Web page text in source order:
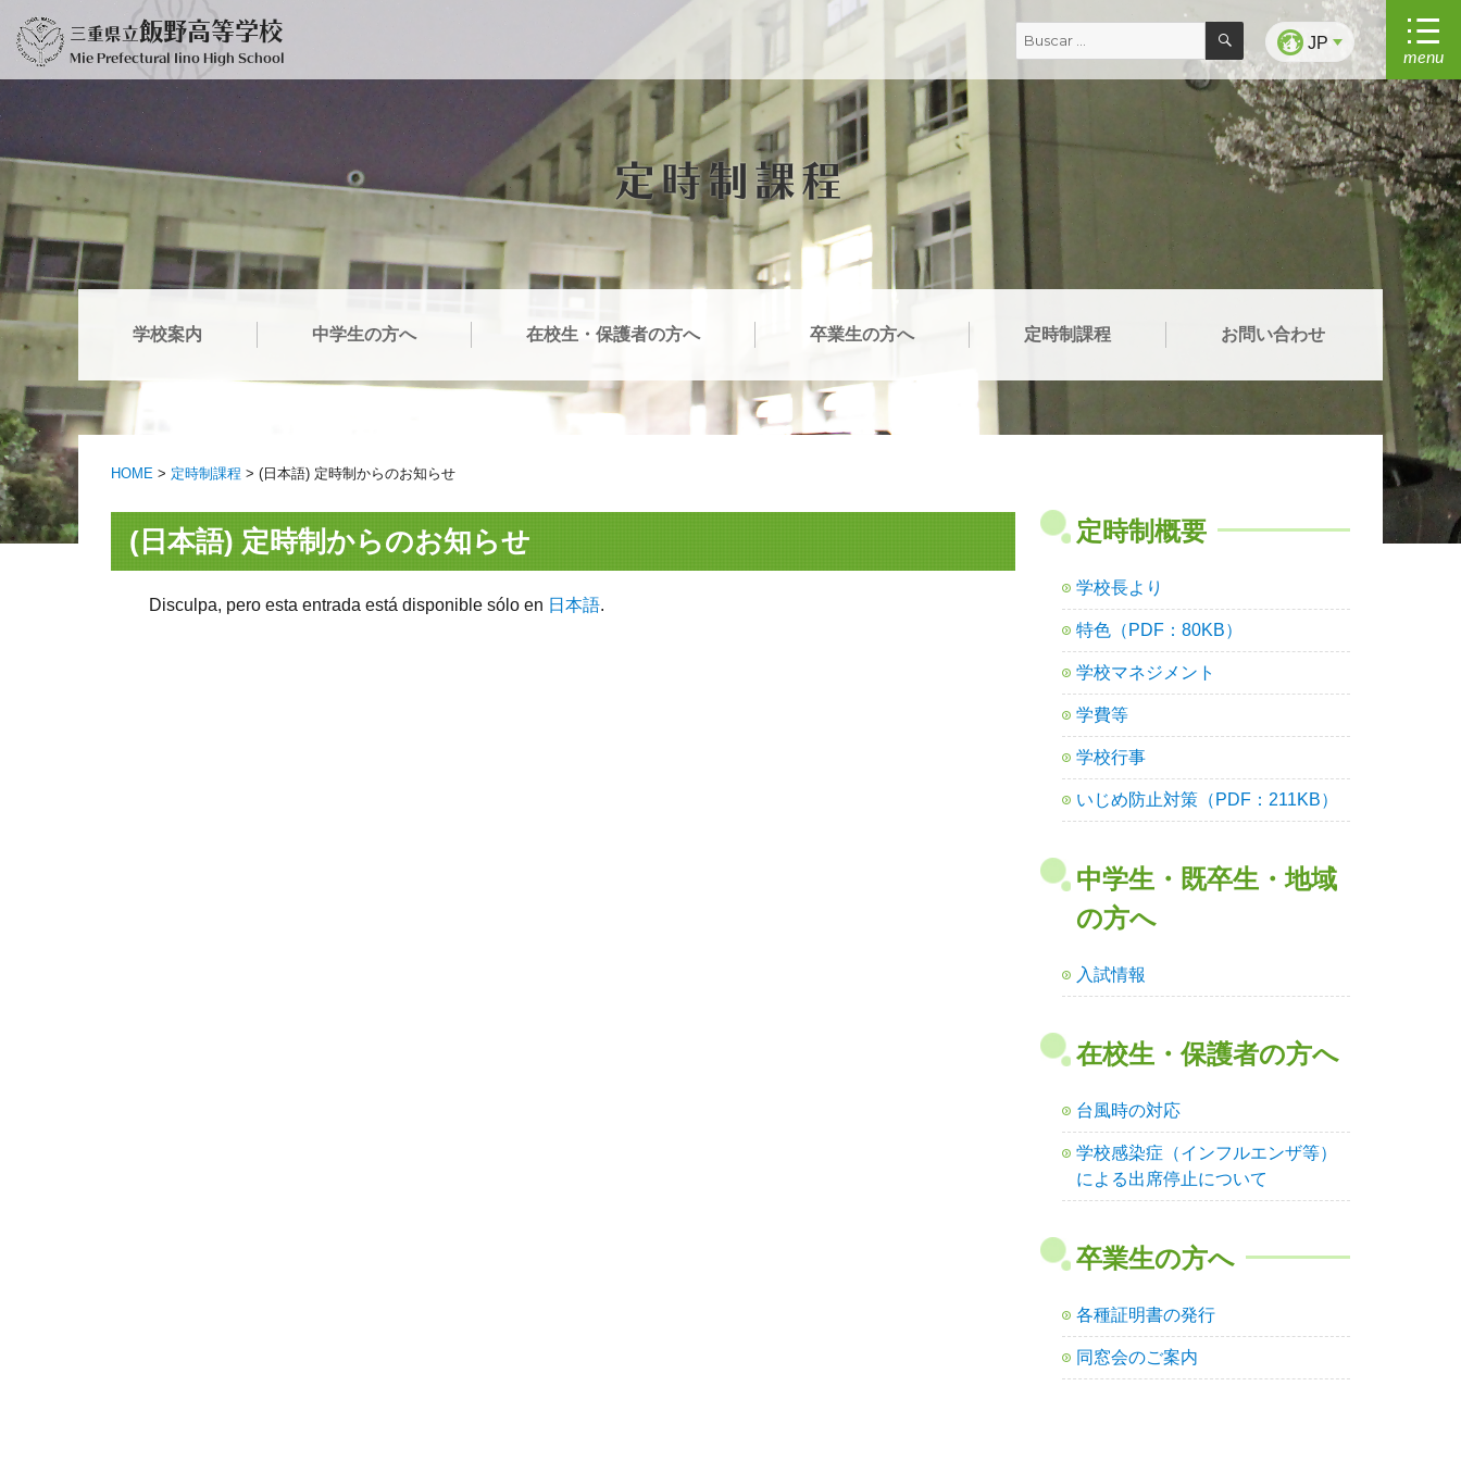
contenido
三重県立飯野高等学校
Mie Prefectural Iino High School
Buscar
por:
BUSCAR
JP
menu
定時制課程
学校案内 中学生の方へ 在校生・保護者の方へ 卒業生の方へ 定時制課程 お問い合わせ
HOME > 定時制課程 > (日本語) 定時制からのお知らせ
(日本語) 定時制からのお知らせ
Disculpa, pero esta entrada está disponible sólo en 日本語.
定時制概要
学校長より
特色（PDF：80KB）
学校マネジメント
学費等
学校行事
いじめ防止対策（PDF：211KB）
中学生・既卒生・地域
の方へ
入試情報
在校生・保護者の方へ
台風時の対応
学校感染症（インフルエンザ等）
による出席停止について
卒業生の方へ
各種証明書の発行
同窓会のご案内